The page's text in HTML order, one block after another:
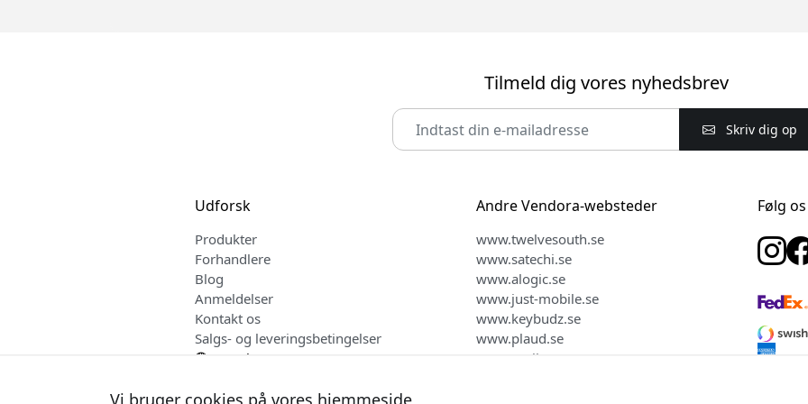
Tilmeld dig vores nyhedsbrev
Skriv dig op
Udforsk
Produkter
Forhandlere
Blog
Anmeldelser
Kontakt os
Salgs- og leveringsbetingelser
Dansk
Andre Vendora-websteder
www.twelvesouth.se
www.satechi.se
www.alogic.se
www.just-mobile.se
www.keybudz.se
www.plaud.se
www.mujjo.se
Følg
Vi bruger cookies på vores hjemmeside